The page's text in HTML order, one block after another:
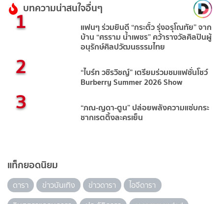
บทความน่าสนใจอื่นๆ
1 แฟนๆ ร่วมยินดี “กระตั้ว รุ่งอรุโณทัย” จาก
บ้าน “ศรราม น้ำเพชร” คว้ารางวัลศิลปินผู้
อนุรักษ์ศิลปวัฒนธรรมไทย
2 “ไบร์ท วชิรวิชญ์” เตรียมร่วมชมแฟชั่นโชว์
Burberry Summer 2026 Show
3 “ภณ-ญดา-ตูน” ปล่อยพลังความแซ่บกระ
ชากเรตติ้งละครเย็น
แท็กยอดนิยม
ดารา ข่าวบันเทิง ข่าวดารา
ไอจีดารา